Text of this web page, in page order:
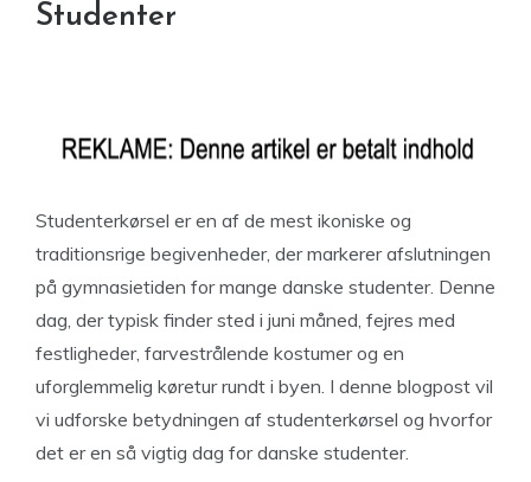
Studenter
Studenterkørsel er en af de mest ikoniske og
traditionsrige begivenheder, der markerer afslutningen
på gymnasietiden for mange danske studenter. Denne
dag, der typisk finder sted i juni måned, fejres med
festligheder, farvestrålende kostumer og en
uforglemmelig køretur rundt i byen. I denne blogpost vil
vi udforske betydningen af studenterkørsel og hvorfor
det er en så vigtig dag for danske studenter.